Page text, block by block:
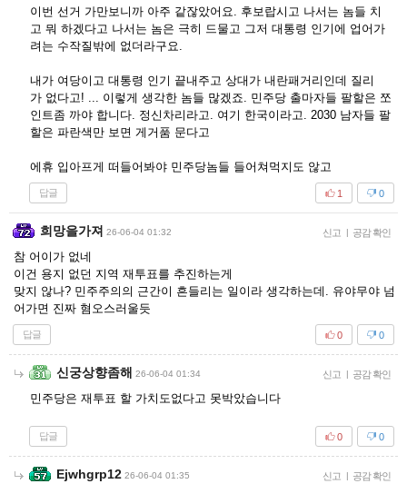
이번 선거 가만보니까 아주 같잖았어요. 후보랍시고 나서는 놈들 치
고 뭐 하겠다고 나서는 놈은 극히 드물고 그저 대통령 인기에 업어가
려는 수작질밖에 없더라구요.
내가 여당이고 대통령 인기 끝내주고 상대가 내란패거리인데 질리
가 없다고! ... 이렇게 생각한 놈들 많겠죠. 민주당 출마자들 팔할은 쪼
인트좀 까야 합니다. 정신차리라고. 여기 한국이라고. 2030 남자들 팔
할은 파란색만 보면 게거품 문다고
에휴 입아프게 떠들어봐야 민주당놈들 들어쳐먹지도 않고
답글 0
1
희망을가져 26-06-04 01:32 신고 | 공감 확인
참 어이가 없네
이건 용지 없던 지역 재투표를 추진하는게
맞지 않나? 민주주의의 근간이 흔들리는 일이라 생각하는데. 유야무야 넘
어가면 진짜 혐오스러울듯
답글 0
0
신궁상향좀해 26-06-04 01:34 신고 | 공감 확인
민주당은 재투표 할 가치도없다고 못박았습니다
답글 0
0
Ejwhgrp12 26-06-04 01:35 신고 | 공감 확인